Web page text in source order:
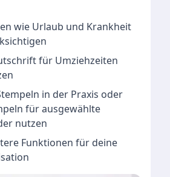
wie Urlaub und Krankheit
für Umziehzeiten
in der Praxis oder
für ausgewählte
nutzen
Funktionen für deine